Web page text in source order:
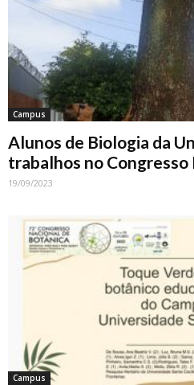
Campus
Alunos de Biologia da
trabalhos no Congresso
19/09/2023
Campus